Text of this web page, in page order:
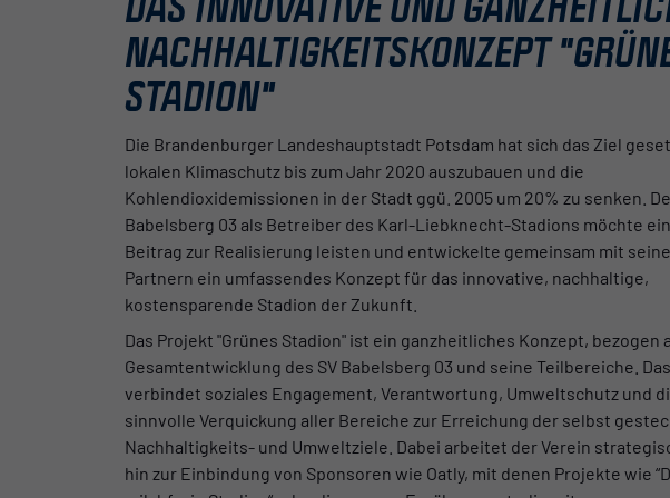
NACHHALTIGKEITSKONZEPT
STADION"
Die Brandenburger Landeshauptstadt Potsdam hat sich das Ziel
lokalen Klimaschutz bis zum Jahr 2020 auszubauen und die
Kohlendioxidemissionen in der Stadt ggü. 2005 um 20% zu senken.
Babelsberg 03 als Betreiber des Karl-Liebknecht-Stadions möchte
Beitrag zur Realisierung leisten und entwickelte gemeinsam mit
Partnern ein umfassendes Konzept für das innovative, nachhaltige,
kostensparende Stadion der Zukunft.
Das Projekt "Grünes Stadion" ist ein ganzheitliches Konzept, bezogen
Gesamtentwicklung des SV Babelsberg 03 und seine Teilbereiche.
verbindet soziales Engagement, Verantwortung, Umweltschutz und
sinnvolle Verquickung aller Bereiche zur Erreichung der selbst
Nachhaltigkeits- und Umweltziele. Dabei arbeitet der Verein
hin zur Einbindung von Sponsoren wie Oatly, mit denen Projekte wie